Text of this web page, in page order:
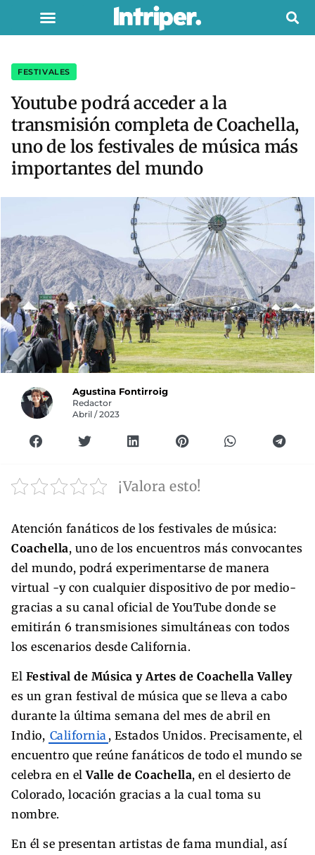
FESTIVALES
Youtube podrá acceder a la
transmisión completa de Coachella,
uno de los festivales de música más
importantes del mundo
Agustina Fontirroig
Redactor
Abril / 2023
¡Valora esto!
Atención fanáticos de los festivales de música:
Coachella, uno de los encuentros más convocantes
del mundo, podrá experimentarse de manera
virtual -y con cualquier dispositivo de por medio-
gracias a su canal oficial de YouTube donde se
emitirán 6 transmisiones simultáneas con todos
los escenarios desde California.
El Festival de Música y Artes de Coachella Valley
es un gran festival de música que se lleva a cabo
durante la última semana del mes de abril en
Indio, California , Estados Unidos. Precisamente, el
encuentro que reúne fanáticos de todo el mundo se
celebra en elValle de Coachella, en el desierto de
Colorado, locación gracias a la cual toma su
nombre.
En él se presentan artistas de fama mundial, así